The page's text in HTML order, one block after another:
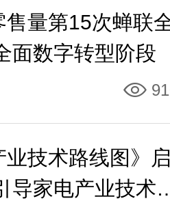
售量第15次蝉联
面数字转型阶段
业技术路线图》
导家电产业技术